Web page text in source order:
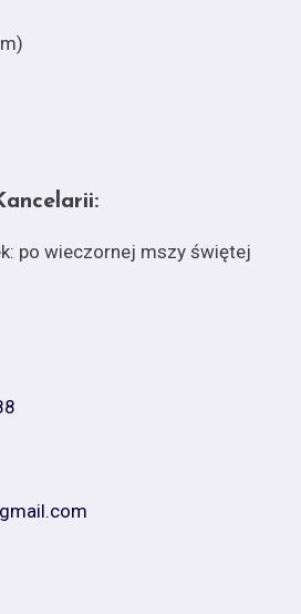
po wieczornej mszy świętej